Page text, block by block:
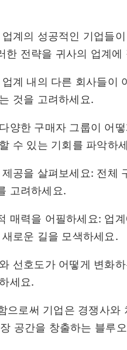
계의 성공적인 기업들
한 전략을 귀사의 업계에
계 내의 다른 회사들이
것을 고려하세요.
양한 구매자 그룹이 어
수 있는 기회를 파악하
공을 살펴보세요: 전체
고려하세요.
매력을 어필하세요: 업
로운 길을 모색하세요.
선호도가 어떻게 변화
세요.
으로써 기업은 경쟁사와
공간을 창출하는 블루